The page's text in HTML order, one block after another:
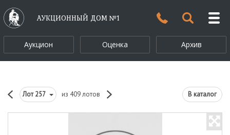
АУКЦИОННЫЙ ДОМ №1
Аукцион Оценка Архив
Лот257 из 409 лотов В каталог